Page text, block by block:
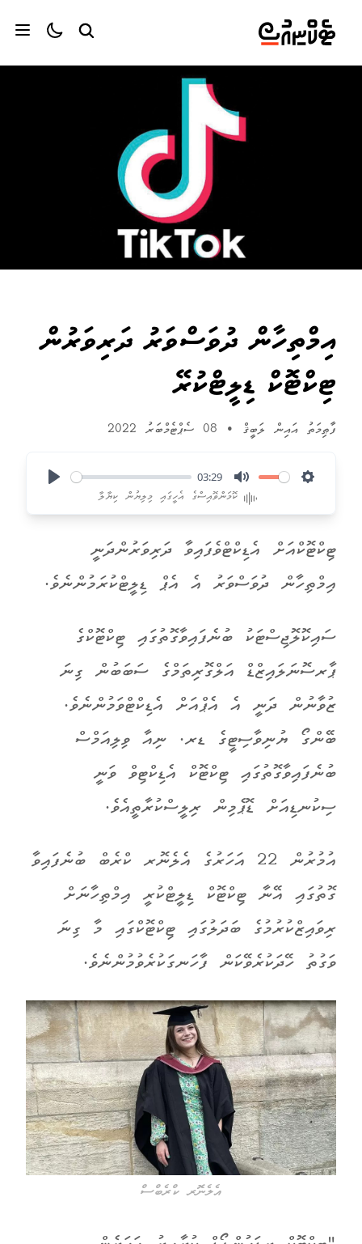
އިމްތިހާން ދުވަސްވަރު ދަރިވަރުން
ޓިކްޓޮކް ޑިލީޓްކުރޭ
ފާޠިމަތު އައިން ލަބީޤް •
03:29
Mute ކޮމަންވޮއިސްގެ އެހީގައި މިލިޔުން ކިޔާލާ
ޓިކްޓޮކްއަށް އެޑިކްޓްވެފައިވާ ދަރިވަރުންދަނީ
އިމްތިހާން ދުވަސްވަރު އެ އެޕް ޑިލީޓްކުރަމުންނެވެ.
ސައިކޮލޮޖިސްޓަކު ބުނެފައިވާގޮތުގައި ޓިކްޓޮކްގެ
ޕާރސޮނަލައިޒްޑް އަލްގޮރިތަމްގެ ސަބަބުން ގިނަ
ޒުވާނުން ދަނީ އެ އެޕްއަށް އެޑިކްޓްވަމުންނެވެ.
ބޭންގޯ ޔުނިވާސިޓީގެ ޑރ. ނިއާ ވިލިއަމްސް
ބުނެފައިވާގޮތުގައި ޓިކްޓޮކް އެޑިކްޓިވް ވަނީ
ސިކުނޑިއަށް ޑޮޕެމިން ރިލީސްކުރާތީއެވެ.
އުމުރުން 22 އަހަރުގެ އެލެނޮރ ކްރެބް ބުނެފައިވާ
ގޮތުގައި އޭނާ ޓިކްޓޮކް ޑިލީޓްކުރީ އިމްތިހާނަށް
ރިވައިޒްކުރުމުގެ ބަދަލުގައި ޓިކްޓޮކްގައި މާ ގިނަ
ވަގުތު ހޭދަކުރެވޭކަން ފާހަނގަކުރެވުމުންނެވެ.
އެލެނޮރ ކްރެބްސް